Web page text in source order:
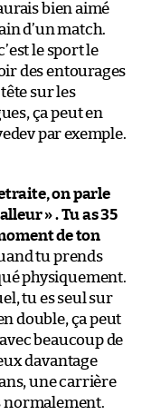
bien aimé
d’un match.
le sport le
des entourages
sur les
ça peut en
par exemple.
on parle
» . Tu as 35
de ton
tu prends
physiquement.
tu es seul sur
double, ça peut
beaucoup de
davantage
une carrière
normalement.